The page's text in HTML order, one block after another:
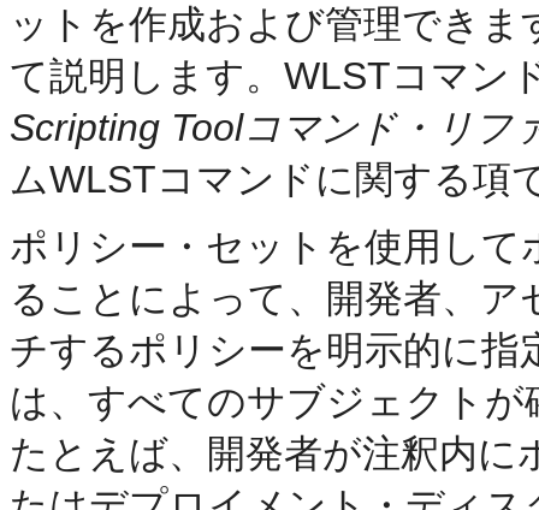
ットを作成および管理でき
て説明します。WLSTコマン
Scripting Toolコマンド・リフ
ムWLSTコマンドに関する項
ポリシー・セットを使用し
ることによって、開発者、
チするポリシーを明示的に
は、すべてのサブジェクト
たとえば、開発者が注釈内